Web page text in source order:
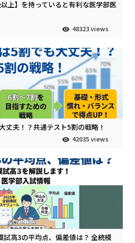
上】を持っていると有利な医学部医
48323 views
丈夫！？共通テスト5割の戦略！
42035 views
試高3の平均点、偏差値は？ 全統模